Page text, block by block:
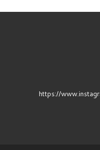
https://